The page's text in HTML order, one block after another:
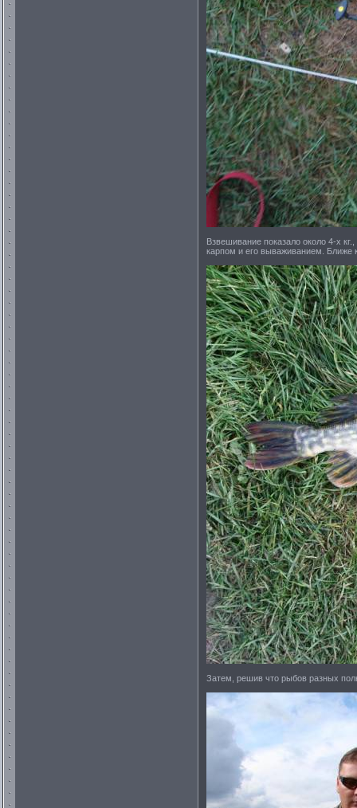
Взвешивание показало около 4-х
карпом и его вываживанием. Ближе
Затем, решив что рыбов разных